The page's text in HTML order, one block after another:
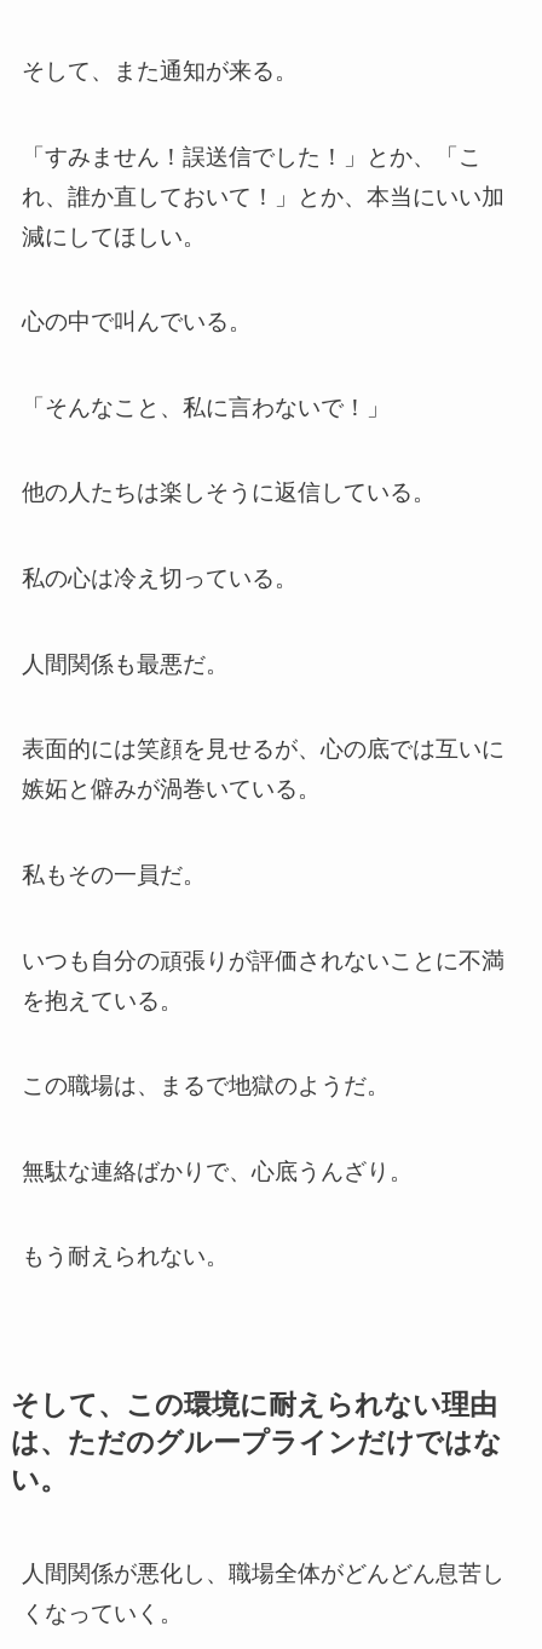
そして、また通知が来る。
「すみません！誤送信でした！」とか、「こ
れ、誰か直しておいて！」とか、本当にいい加
減にしてほしい。
心の中で叫んでいる。
「そんなこと、私に言わないで！」
他の人たちは楽しそうに返信している。
私の心は冷え切っている。
人間関係も最悪だ。
表面的には笑顔を見せるが、心の底では互いに
嫉妬と僻みが渦巻いている。
私もその一員だ。
いつも自分の頑張りが評価されないことに不満
を抱えている。
この職場は、まるで地獄のようだ。
無駄な連絡ばかりで、心底うんざり。
もう耐えられない。
そして、この環境に耐えられない理由
は、ただのグループラインだけではな
い。
人間関係が悪化し、職場全体がどんどん息苦し
くなっていく。